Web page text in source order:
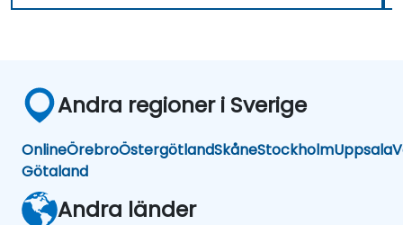
Andra regioner i Sverige
OnlineÖrebroÖstergötlandSkåneStockholmUppsala
Götaland
Andra länder